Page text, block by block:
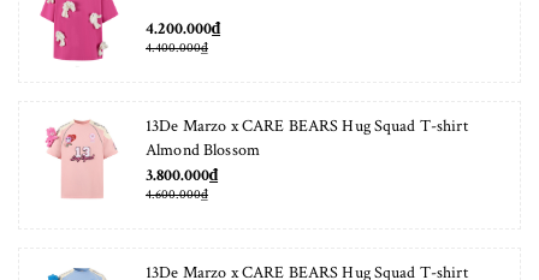
4.200.000₫
4.400.000₫
13De Marzo x CARE BEARS Hug Squad T-shirt
Almond Blossom
3.800.000₫
4.600.000₫
13De Marzo x CARE BEARS Hug Squad T-shirt